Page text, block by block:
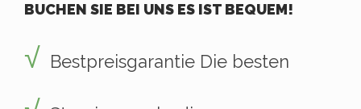
BUCHEN SIE BEI UNS ES IST BEQUEM!
Bestpreisgarantie Die besten